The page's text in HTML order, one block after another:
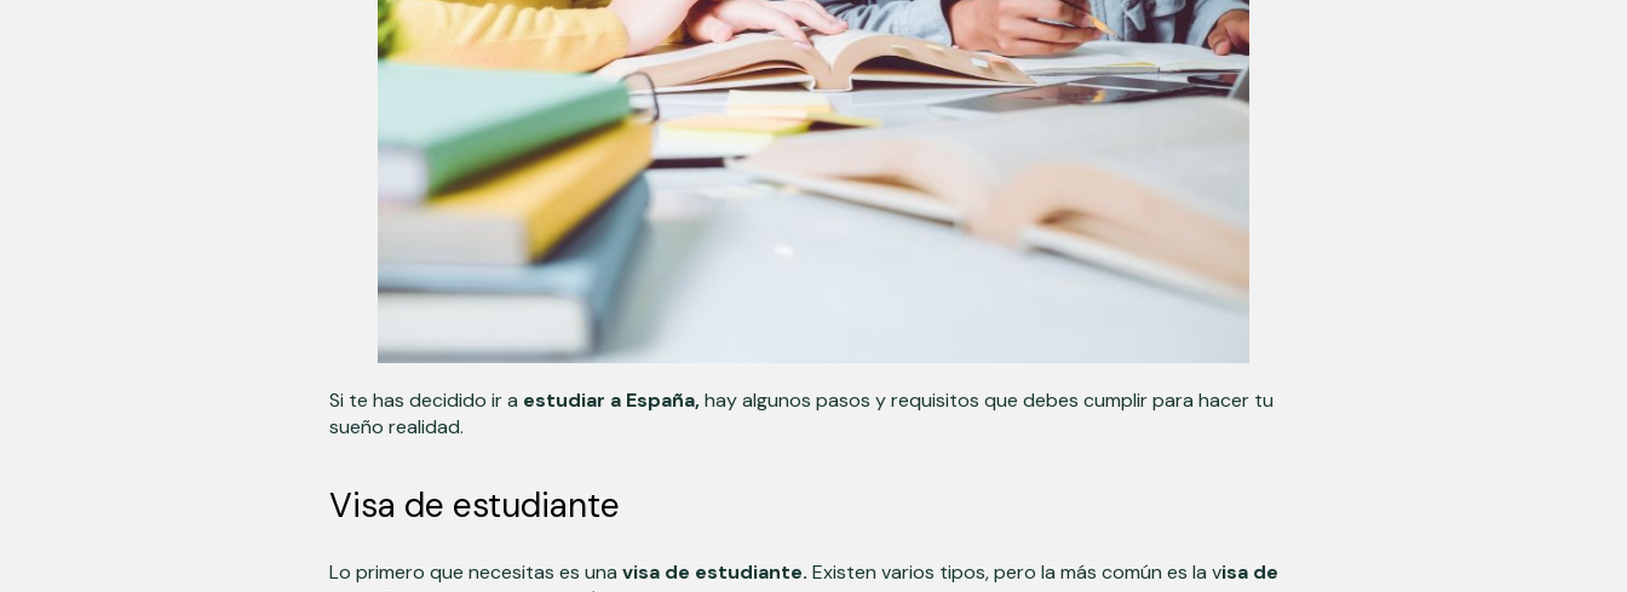
Si te has decidido ir a estudiar a España,hay algunos pasos y requisitos que debes cumplir para hacer tu
sueño realidad.
Visa de estudiante
Lo primero que necesitas es una visa de estudiante. Existen varios tipos, pero la más común es la visa de